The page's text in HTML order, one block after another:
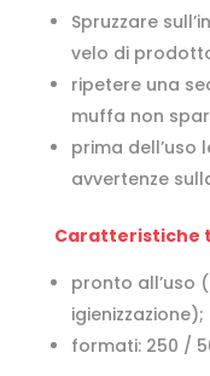
Spruzzare
velo di
ripetere una
muffa non
prima dell’uso
avvertenze
Caratteristiche
pronto all’uso
igienizzazione);
formati: 250 /